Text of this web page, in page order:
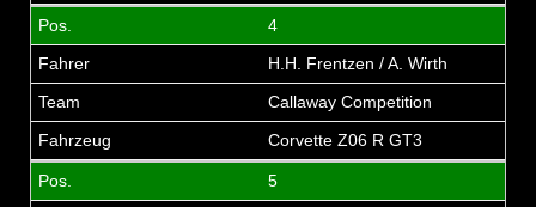
4
H.H. Frentzen / A. Wirth
Callaway Competition
Corvette Z06 R GT3
5